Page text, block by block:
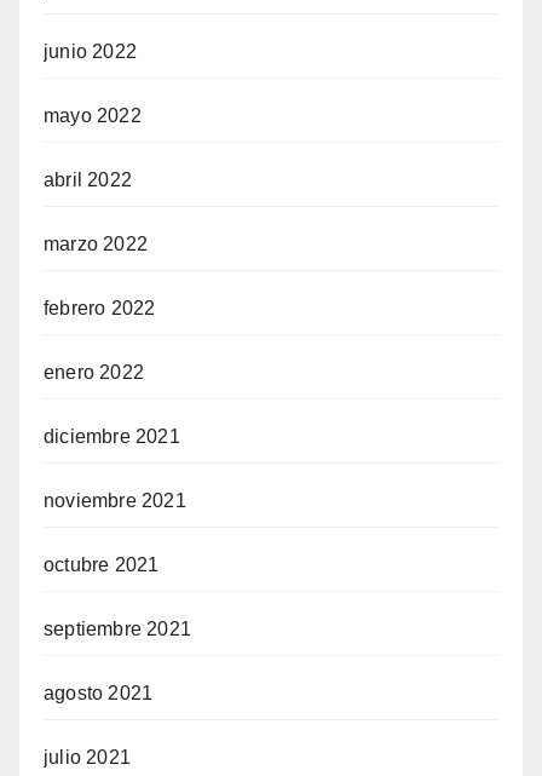
junio 2022
mayo 2022
abril 2022
marzo 2022
febrero 2022
enero 2022
diciembre 2021
noviembre 2021
octubre 2021
septiembre 2021
agosto 2021
julio 2021